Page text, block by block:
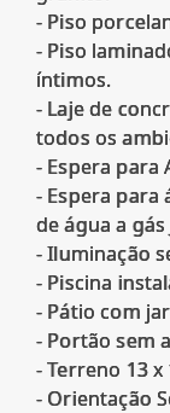
- Piso
- Piso
íntimos.
- Laje de
todos os
- Espera para
- Espera para
de água a gás
- Iluminação
- Piscina
- Pátio com
- Portão sem
- Terreno 13
- Orientação